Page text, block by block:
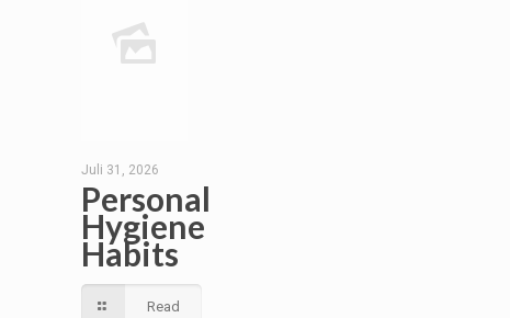
Juli 31, 2026
Personal
Hygiene
Habits
Read